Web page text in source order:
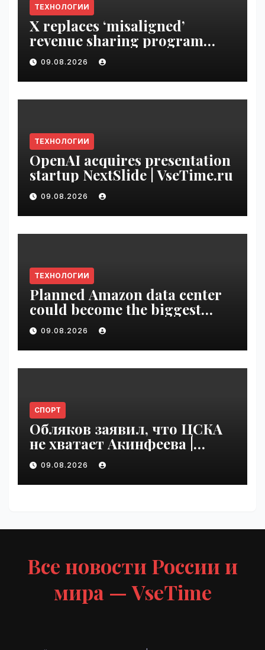
ТЕХНОЛОГИИ
X replaces ‘misaligned’
revenue sharing program
with Original Content
Rewards | VseTime.ru
09.08.2026
ТЕХНОЛОГИИ
OpenAI acquires presentation
startup NextSlide | VseTime.ru
09.08.2026
ТЕХНОЛОГИИ
Planned Amazon data center
could become the biggest
climate polluter in the U.S. |
VseTime.ru
09.08.2026
СПОРТ
Обляков заявил, что ЦСКА
не хватает Акинфеева |
VseTime.ru
09.08.2026
Все новости России и
мира — VseTime